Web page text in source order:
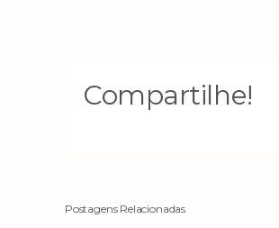
Compartilhe!
Postagens Relacionadas